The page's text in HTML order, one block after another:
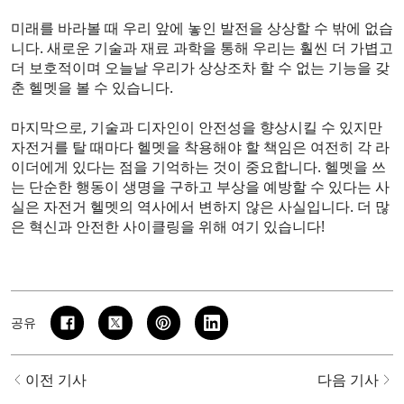
미래를 바라볼 때 우리 앞에 놓인 발전을 상상할 수 밖에 없습
니다. 새로운 기술과 재료 과학을 통해 우리는 훨씬 더 가볍고
더 보호적이며 오늘날 우리가 상상조차 할 수 없는 기능을 갖
춘 헬멧을 볼 수 있습니다.
마지막으로, 기술과 디자인이 안전성을 향상시킬 수 있지만
자전거를 탈 때마다 헬멧을 착용해야 할 책임은 여전히 ​​각 라
이더에게 있다는 점을 기억하는 것이 중요합니다. 헬멧을 쓰
는 단순한 행동이 생명을 구하고 부상을 예방할 수 있다는 사
실은 자전거 헬멧의 역사에서 변하지 않은 사실입니다. 더 많
은 혁신과 안전한 사이클링을 위해 여기 있습니다!
공유
이전 기사 다음 기사